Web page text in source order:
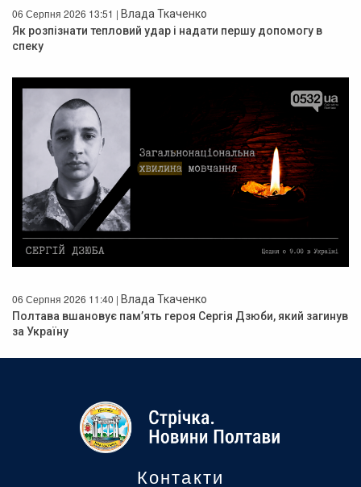
06 Серпня 2026 13:51 | Влада Ткаченко
Як розпізнати тепловий удар і надати першу допомогу в
спеку
06 Серпня 2026 11:40 | Влада Ткаченко
Полтава вшановує пам’ять героя Сергія Дзюби, який загинув
за Україну
Контакти